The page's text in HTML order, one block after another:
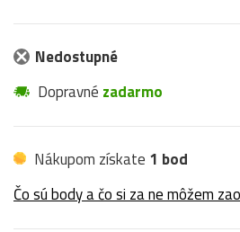
Nedostupné
Dopravné zadarmo
Nákupom získate 1 bod
Čo sú body a čo si za ne môžem